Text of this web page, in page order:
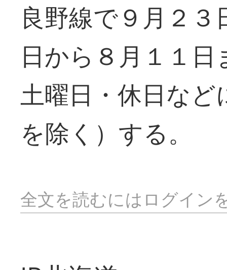
良野線で９月２
日から８月１１
土曜日・休日など
を除く）する。
全文を読むにはログイン